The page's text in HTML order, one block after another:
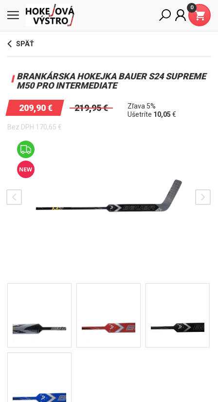
0
SPÄŤ
BRANKÁRSKA HOKEJKA BAUER S24 SUPREME
M50 PRO INTERMEDIATE
209,90€ 219,95€
Zľava 5%
Ušetríte 10,05 €
Bez DPH 170,65 €